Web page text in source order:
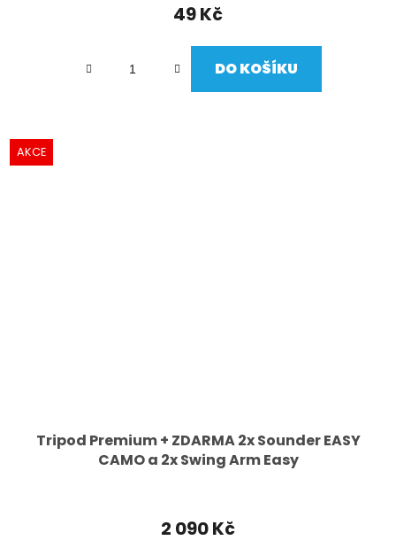
49 Kč
DO KOŠÍKU
AKCE
Tripod Premium + ZDARMA 2x Sounder EASY
CAMO a 2x Swing Arm Easy
2 090 Kč